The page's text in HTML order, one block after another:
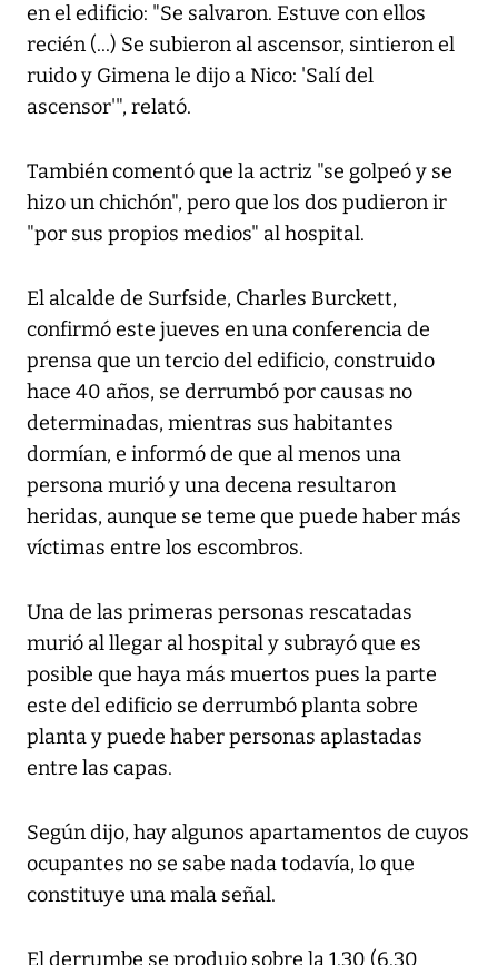
en el edificio: "Se salvaron. Estuve con ellos
recién (...) Se subieron al ascensor, sintieron el
ruido y Gimena le dijo a Nico: 'Salí del
ascensor'", relató.
También comentó que la actriz "se golpeó y se
hizo un chichón", pero que los dos pudieron ir
"por sus propios medios" al hospital.
El alcalde de Surfside, Charles Burckett,
confirmó este jueves en una conferencia de
prensa que un tercio del edificio, construido
hace 40 años, se derrumbó por causas no
determinadas, mientras sus habitantes
dormían, e informó de que al menos una
persona murió y una decena resultaron
heridas, aunque se teme que puede haber más
víctimas entre los escombros.
Una de las primeras personas rescatadas
murió al llegar al hospital y subrayó que es
posible que haya más muertos pues la parte
este del edificio se derrumbó planta sobre
planta y puede haber personas aplastadas
entre las capas.
Según dijo, hay algunos apartamentos de cuyos
ocupantes no se sabe nada todavía, lo que
constituye una mala señal.
El derrumbe se produjo sobre la 1.30 (6.30